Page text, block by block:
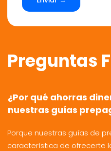
Preguntas
¿Por qué ahorras
nuestras guías
Porque nuestras guías de
característica de ofrecerte